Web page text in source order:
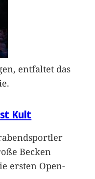
entfaltet das
Kult
Becken
ersten Open-